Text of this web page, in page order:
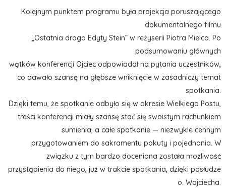
Kolejnym punktem programu była projekcja poruszającego
dokumentalnego filmu
„Ostatnia droga Edyty Stein” w reżyserii Piotra Mielca. Po
podsumowaniu głównych
wątków konferencji Ojciec odpowiadał na pytania uczestników,
co dawało szansę na głębsze wniknięcie w zasadniczy temat
spotkania.
Dzięki temu, że spotkanie odbyło się w okresie Wielkiego Postu,
treści konferencji miały szansę stać się swoistym rachunkiem
sumienia, a całe spotkanie — niezwykle cennym
przygotowaniem do sakramentu pokuty i pojednania. W
związku z tym bardzo doceniona została możliwość
przystąpienia do niego, już w trakcie spotkania, dzięki posłudze
o. Wojciecha.